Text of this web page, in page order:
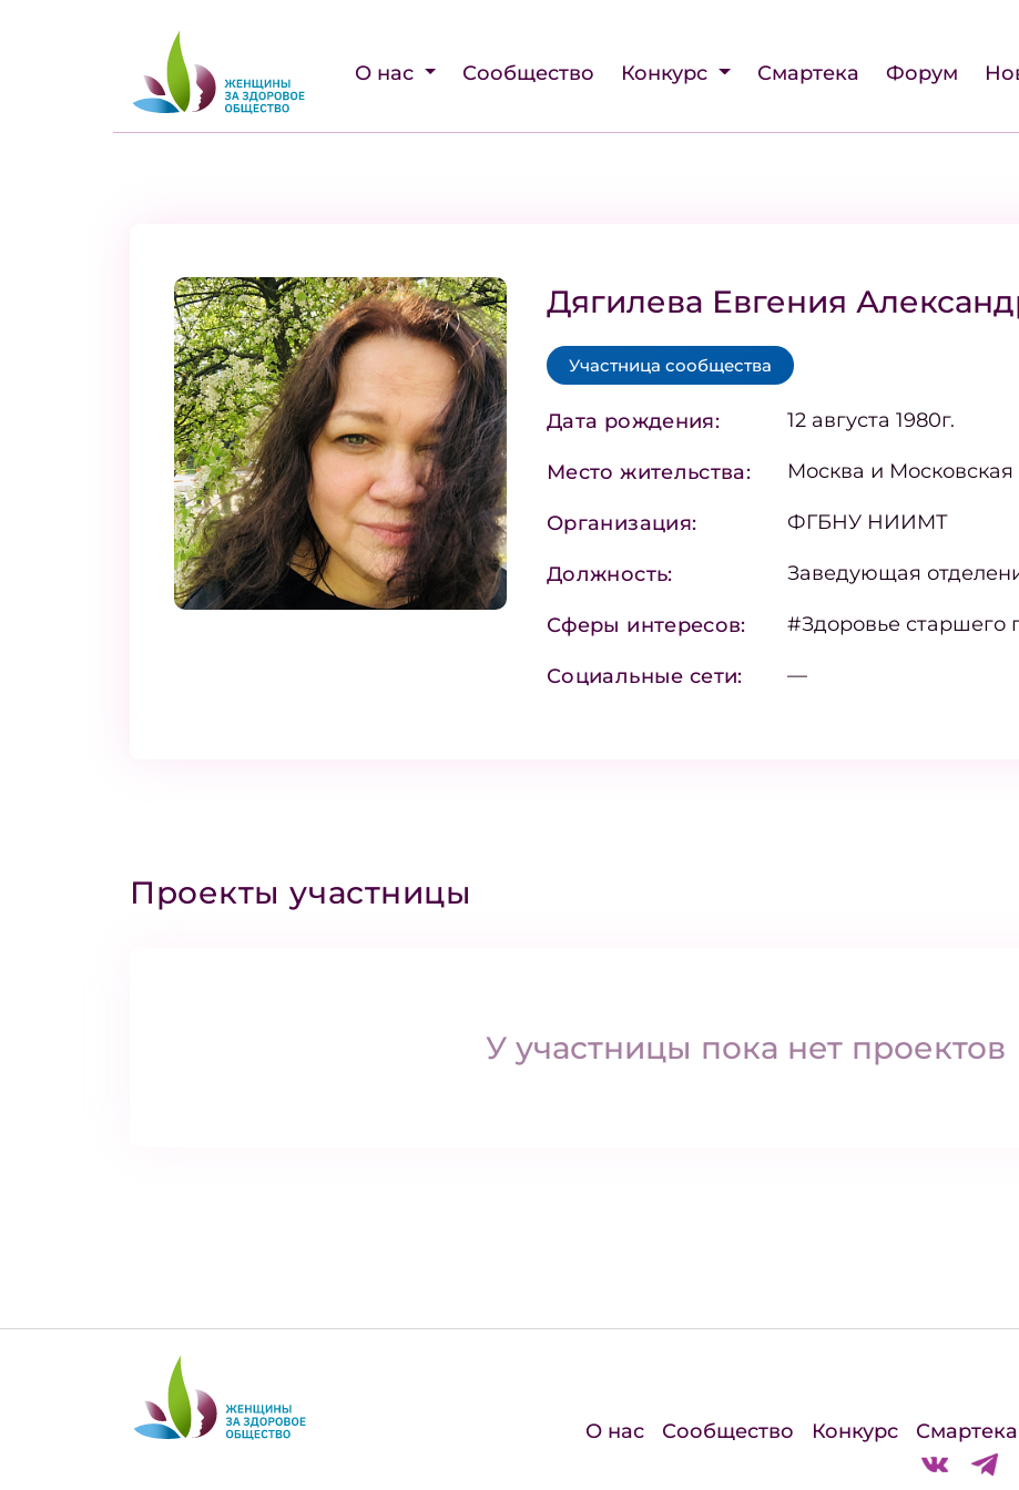
О нас Сообщество Конкурс Смартека Форум
Дягилева Евгения
Участница сообщества
Дата рождения: 12 августа 1980г.
Место жительства: Москва и Московская
Организация: ФГБНУ НИИМТ
Должность: Заведующая
Сферы интересов: #Здоровье старшего
Социальные сети: —
Проекты участницы
У участницы пока нет проектов
О нас Сообщество Конкурс Смартека